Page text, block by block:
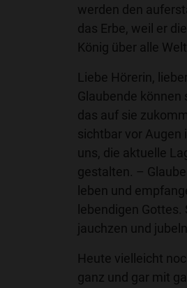
werden den
das Erbe, weil er
König über alle Welt.
Liebe Hörerin,
Glaubende können
das auf sie
sichtbar vor Augen
uns, die aktuelle
gestalten. –
leben und
lebendigen
jauchzen und jubeln.
Heute vielleicht
ganz und gar mit